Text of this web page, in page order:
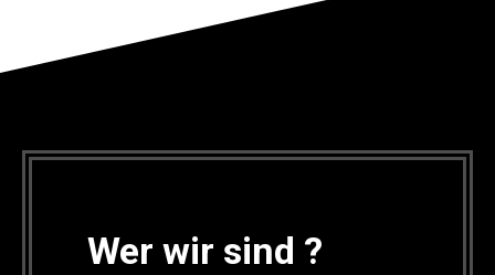
Wer wir sind ?